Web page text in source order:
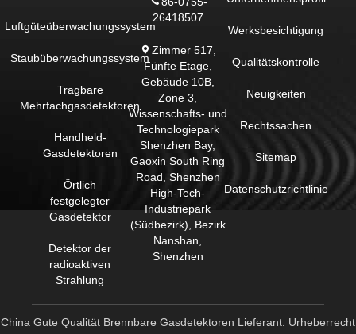
Luftgüteüberwachungssystem
Staubüberwachungssystem
Tragbare
Mehrfachgasdetektoren
Handheld-
Gasdetektoren
Örtlich
festgelegter
Gasdetektor
Detektor der
radioaktiven
Strahlung
26418507
Zimmer 517,
Fünfte Etage,
Gebäude 10B,
Zone 3,
Wissenschafts- und
Technologiepark
Shenzhen Bay,
Gaoxin South Ring
Road, Shenzhen
High-Tech-
Industriepark
(Südbezirk), Bezirk
Nanshan,
Shenzhen
Werksbesichtigung
Qualitätskontrolle
Neuigkeiten
Rechtssachen
Sitemap
Datenschutzrichtlinie
China Gute Qualität Brennbare Gasdetektoren Lieferant. Urheberrecht